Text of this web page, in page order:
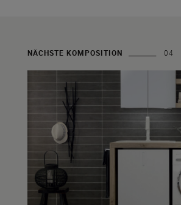
NÄCHSTE KOMPOSITION 04